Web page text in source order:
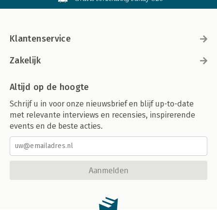
Klantenservice
Zakelijk
Altijd op de hoogte
Schrijf u in voor onze nieuwsbrief en blijf up-to-date
met relevante interviews en recensies, inspirerende
events en de beste acties.
Aanmelden